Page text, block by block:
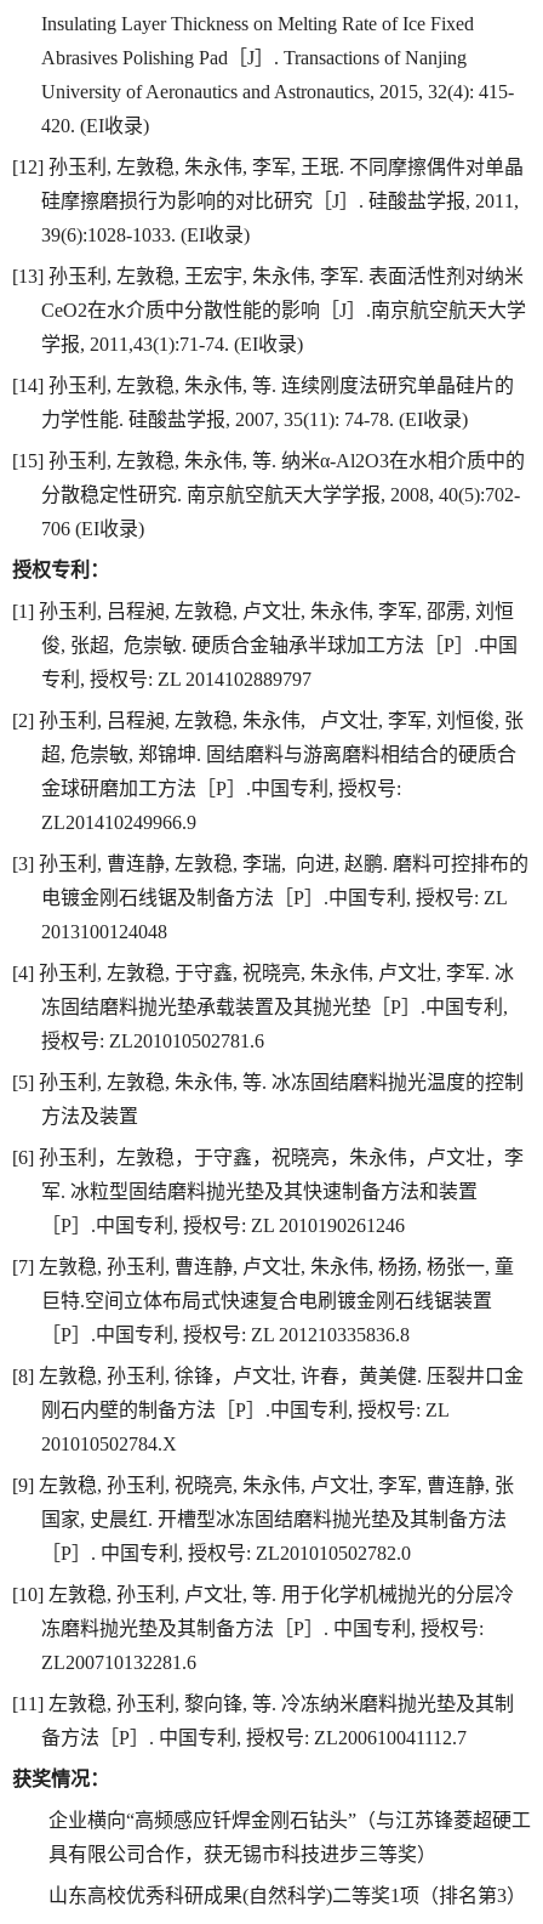
Insulating Layer Thickness on Melting Rate of Ice Fixed
Abrasives Polishing Pad ［J
. Transactions of Nanjing
University of Aeronautics and Astronautics, 2015, 32(4): 415-
420. (EI收录)
[12] 孙玉利 , 左敦稳, 朱永伟, 李军, 王珉. 不同摩擦偶件对单晶
硅摩擦磨损行为影响的对比研究［J .硅酸盐学报, 2011,
39(6):1028-1033. (EI收录)
[13] 孙玉利 , 左敦稳, 王宏宇, 朱永伟, 李军. 表面活性剂对纳米
CeO2在水介质中分散性能的影响［J .南京航空航天大学
学报, 2011,43(1):71-74. (EI收录)
[14] 孙玉利 , 左敦稳, 朱永伟, 等. 连续刚度法研究单晶硅片的
力学性能.硅酸盐学报, 2007, 35(11): 74-78. (EI收录)
[15] 孙玉利 , 左敦稳, 朱永伟, 等. 纳米α-Al2O3在水相介质中的
分散稳定性研究. 南京航空航天大学学报, 2008, 40(5):702-
706 (EI收录)
授权专利：
[1] 孙玉利 , 吕程昶, 左敦稳, 卢文壮, 朱永伟, 李军, 邵雳, 刘恒
俊, 张超,危崇敏.硬质合金轴承半球加工方法［P .中国
专利 ,授权号: ZL 2014102889797
[2] 孙玉利 , 吕程昶, 左敦稳, 朱永伟, 卢文壮, 李军, 刘恒俊, 张
超,危崇敏,郑锦坤. 固结磨料与游离磨料相结合的硬质合
金球研磨加工方法［P .中国专利 ,授权号:
ZL201410249966.9
[3] 孙玉利 , 曹连静, 左敦稳, 李瑞, 向进, 赵鹏. 磨料可控排布的
电镀金刚石线锯及制备方法［P .中国专利 ,授权号: ZL
2013100124048
[4] 孙玉利 , 左敦稳, 于守鑫, 祝晓亮, 朱永伟, 卢文壮, 李军. 冰
冻固结磨料抛光垫承载装置及其抛光垫［P .中国专利 ,
授权号: ZL201010502781.6
[5] 孙玉利 , 左敦稳, 朱永伟, 等. 冰冻固结磨料抛光温度的控制
方法及装置
[6] 孙玉利，左敦稳，于守鑫，祝晓亮，朱永伟，卢文壮，李
军.冰粒型固结磨料抛光垫及其快速制备方法和装置
［P .中国专利 ,授权号: ZL 2010190261246
[7] 左敦稳, 孙玉利 , 曹连静, 卢文壮, 朱永伟, 杨扬, 杨张一, 童
巨特.空间立体布局式快速复合电刷镀金刚石线锯装置
［P .中国专利 ,授权号: ZL 201210335836.8
[8] 左敦稳, 孙玉利 , 徐锋，卢文壮, 许春，黄美健. 压裂井口金
刚石内壁的制备方法［P .中国专利 ,授权号: ZL
201010502784.X
[9] 左敦稳, 孙玉利 , 祝晓亮, 朱永伟, 卢文壮, 李军, 曹连静, 张
国家, 史晨红.开槽型冰冻固结磨料抛光垫及其制备方法
［P . 中国专利 ,授权号: ZL201010502782.0
[10] 左敦稳, 孙玉利 , 卢文壮, 等. 用于化学机械抛光的分层冷
冻磨料抛光垫及其制备方法［P . 中国专利 ,授权号:
ZL200710132281.6
[11] 左敦稳, 孙玉利 , 黎向锋, 等. 冷冻纳米磨料抛光垫及其制
备方法［P . 中国专利 ,授权号: ZL200610041112.7
获奖情况：
企业横向“高频感应钎焊金刚石钻头”（与江苏锋菱超硬工
具有限公司合作，获无锡市科技进步三等奖）
山东高校优秀科研成果(自然科学)二等奖1项（排名第3）